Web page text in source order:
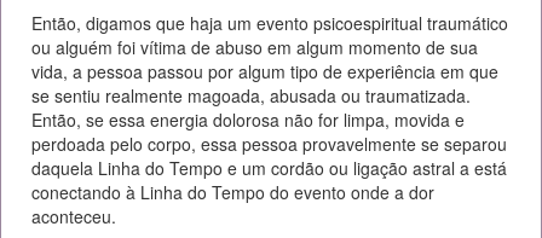
Então, digamos que haja um evento psicoespiritual traumático
ou alguém foi vítima de abuso em algum momento de sua
vida, a pessoa passou por algum tipo de experiência em que
se sentiu realmente magoada, abusada ou traumatizada.
Então, se essa energia dolorosa não for limpa, movida e
perdoada pelo corpo, essa pessoa provavelmente se separou
daquela Linha do Tempo e um cordão ou ligação astral a está
conectando à Linha do Tempo do evento onde a dor
aconteceu.